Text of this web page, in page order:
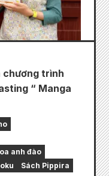
chương trình
“ Manga
anh đào
Sách Pippira